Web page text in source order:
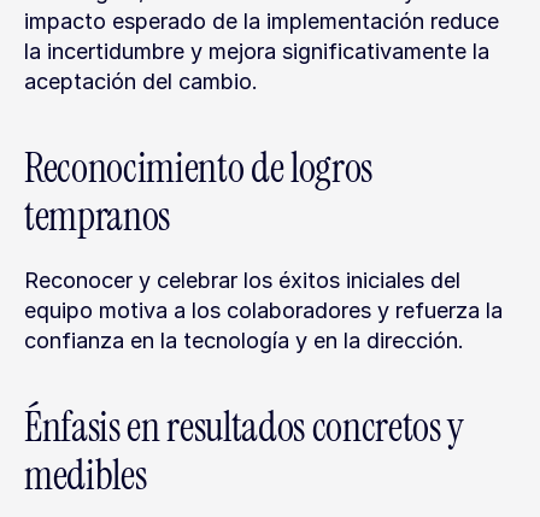
impacto esperado de la implementación reduce
la incertidumbre y mejora significativamente la
aceptación del cambio.
Reconocimiento de logros
tempranos
Reconocer y celebrar los éxitos iniciales del
equipo motiva a los colaboradores y refuerza la
confianza en la tecnología y en la dirección.
Énfasis en resultados concretos y
medibles